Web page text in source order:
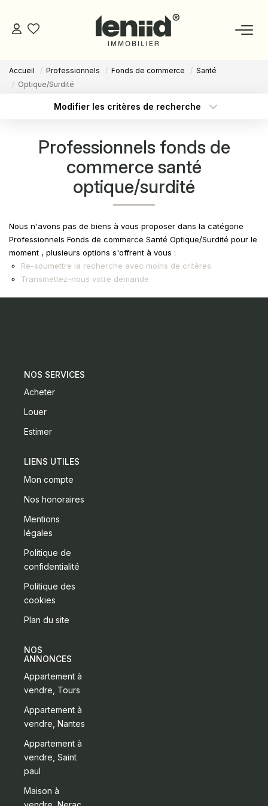
NOS BIENS
ESTIMATION
NOS CONSEILLERS
DEVENIR MANDATAIRE
ESPACE MANDATAIRE
GESTION
Accueil Professionnels Fonds de commerce
Santé
Optique/Surdité
Modifier les critères de recherche
Sélectionnez...
Type de bien
Surface min
Plus de critères
Professionnels fonds de
commerce santé
optique/surdité
Nous n'avons pas de biens à vous proposer dans la catégorie
Professionnels Fonds de commerce Santé Optique/Surdité pour le
moment , plusieurs options s'offrent à vous :
Re-soumettre la recherche avec moins de critères.
Transmettez-nous votre demande
NOS SERVICES
Acheter
Louer
Estimer
LIENS UTILES
Mon compte
Nos honoraires
Mentions
légales
Politique de
confidentialité
Politique des
cookies
Plan du site
NOS
ANNONCES
Appartement à
vendre, Tours
Appartement à
vendre, Nantes
Appartement à
vendre, Saint
paul
Maison à